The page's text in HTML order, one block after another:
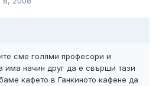
сме голями професори и
има начин друг да е свърши тази
кафето в Ганкиното кафене да